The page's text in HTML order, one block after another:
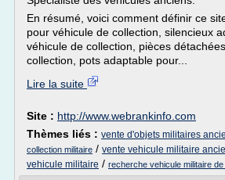
En résumé, voici comment définir ce
pour véhicule de collection, silencieux
véhicule de collection, pièces
collection, pots adaptable pour...
Lire la suite
Site : http://www.webrankinfo.com
Thèmes liés : vente d'objets militaires
collection militaire / vente vehicule militaire
vehicule militaire / recherche vehicule militaire